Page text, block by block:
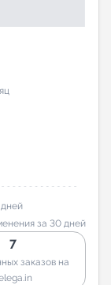
за 30 дней
7
заказов на